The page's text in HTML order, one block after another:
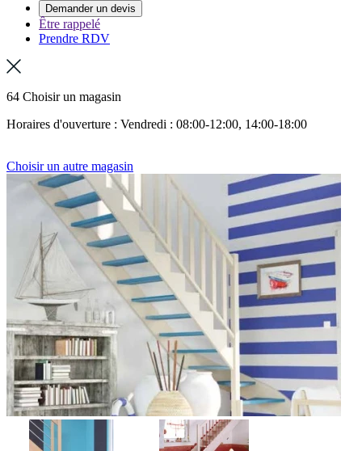
Demander un devis
Être rappelé
Prendre RDV
64 Choisir un magasin
Horaires d'ouverture : Vendredi : 08:00-12:00, 14:00-18:00
Choisir un autre magasin